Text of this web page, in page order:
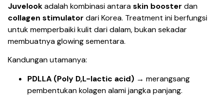
Juvelookadalah kombinasi antaraskin booster dan
collagen stimulator dari Korea. Treatment ini berfungsi
untuk memperbaiki kulit dari dalam, bukan sekadar
membuatnya glowing sementara.
Kandungan utamanya:
PDLLA (Poly D,L-lactic acid) → merangsang
pembentukan kolagen alami jangka panjang.